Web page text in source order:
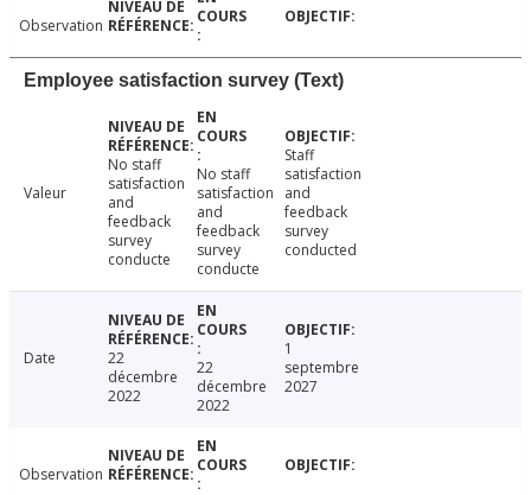
Observation
Employee satisfaction survey (Text)
Valeur
No staff
satisfaction
and
feedback
survey
conducte
No staff
satisfaction
and
feedback
survey
conducte
Staff
satisfaction
and
feedback
survey
conducted
Date
22
décembre
2022
22
décembre
2022
1
septembre
2027
Observation